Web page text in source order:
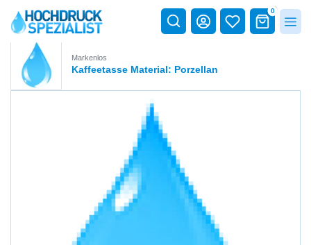
0
Markenlos
Kaffeetasse Material: Porzellan